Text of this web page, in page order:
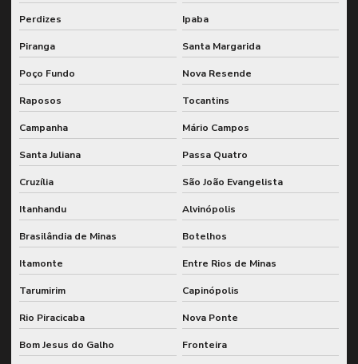
Perdizes Ipaba
Piranga Santa Margarida
Poço Fundo Nova Resende
Raposos Tocantins
Campanha Mário Campos
Santa Juliana Passa Quatro
Cruzília São João Evangelista
Itanhandu Alvinópolis
Brasilândia de Minas Botelhos
Itamonte Entre Rios de Minas
Tarumirim Capinópolis
Rio Piracicaba Nova Ponte
Bom Jesus do Galho Fronteira